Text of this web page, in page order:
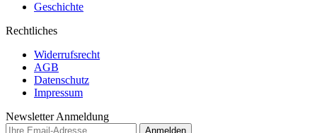
Geschichte
Rechtliches
Widerrufsrecht
AGB
Datenschutz
Impressum
Newsletter Anmeldung
Anmelden